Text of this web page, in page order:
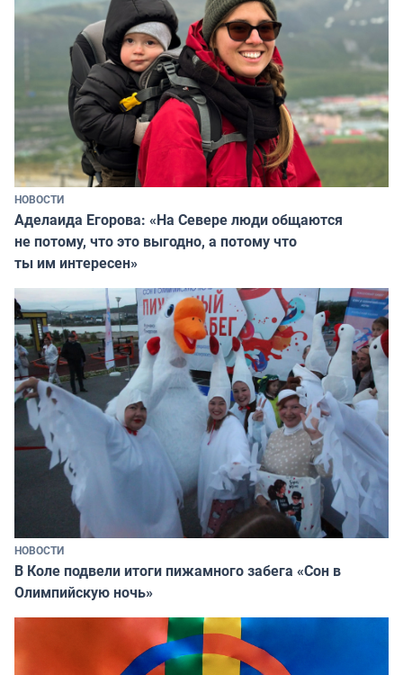
НОВОСТИ
Аделаида Егорова: «На Севере люди общаются
не потому, что это выгодно, а потому что
ты им интересен»
НОВОСТИ
В Коле подвели итоги пижамного забега «Сон в
Олимпийскую ночь»